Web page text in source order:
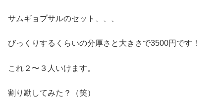
サムギョプサルのセット、、、
びっくりするくらいの分厚さと大きさで3500円です！
これ２〜３人いけます。
割り勘してみた？（笑）